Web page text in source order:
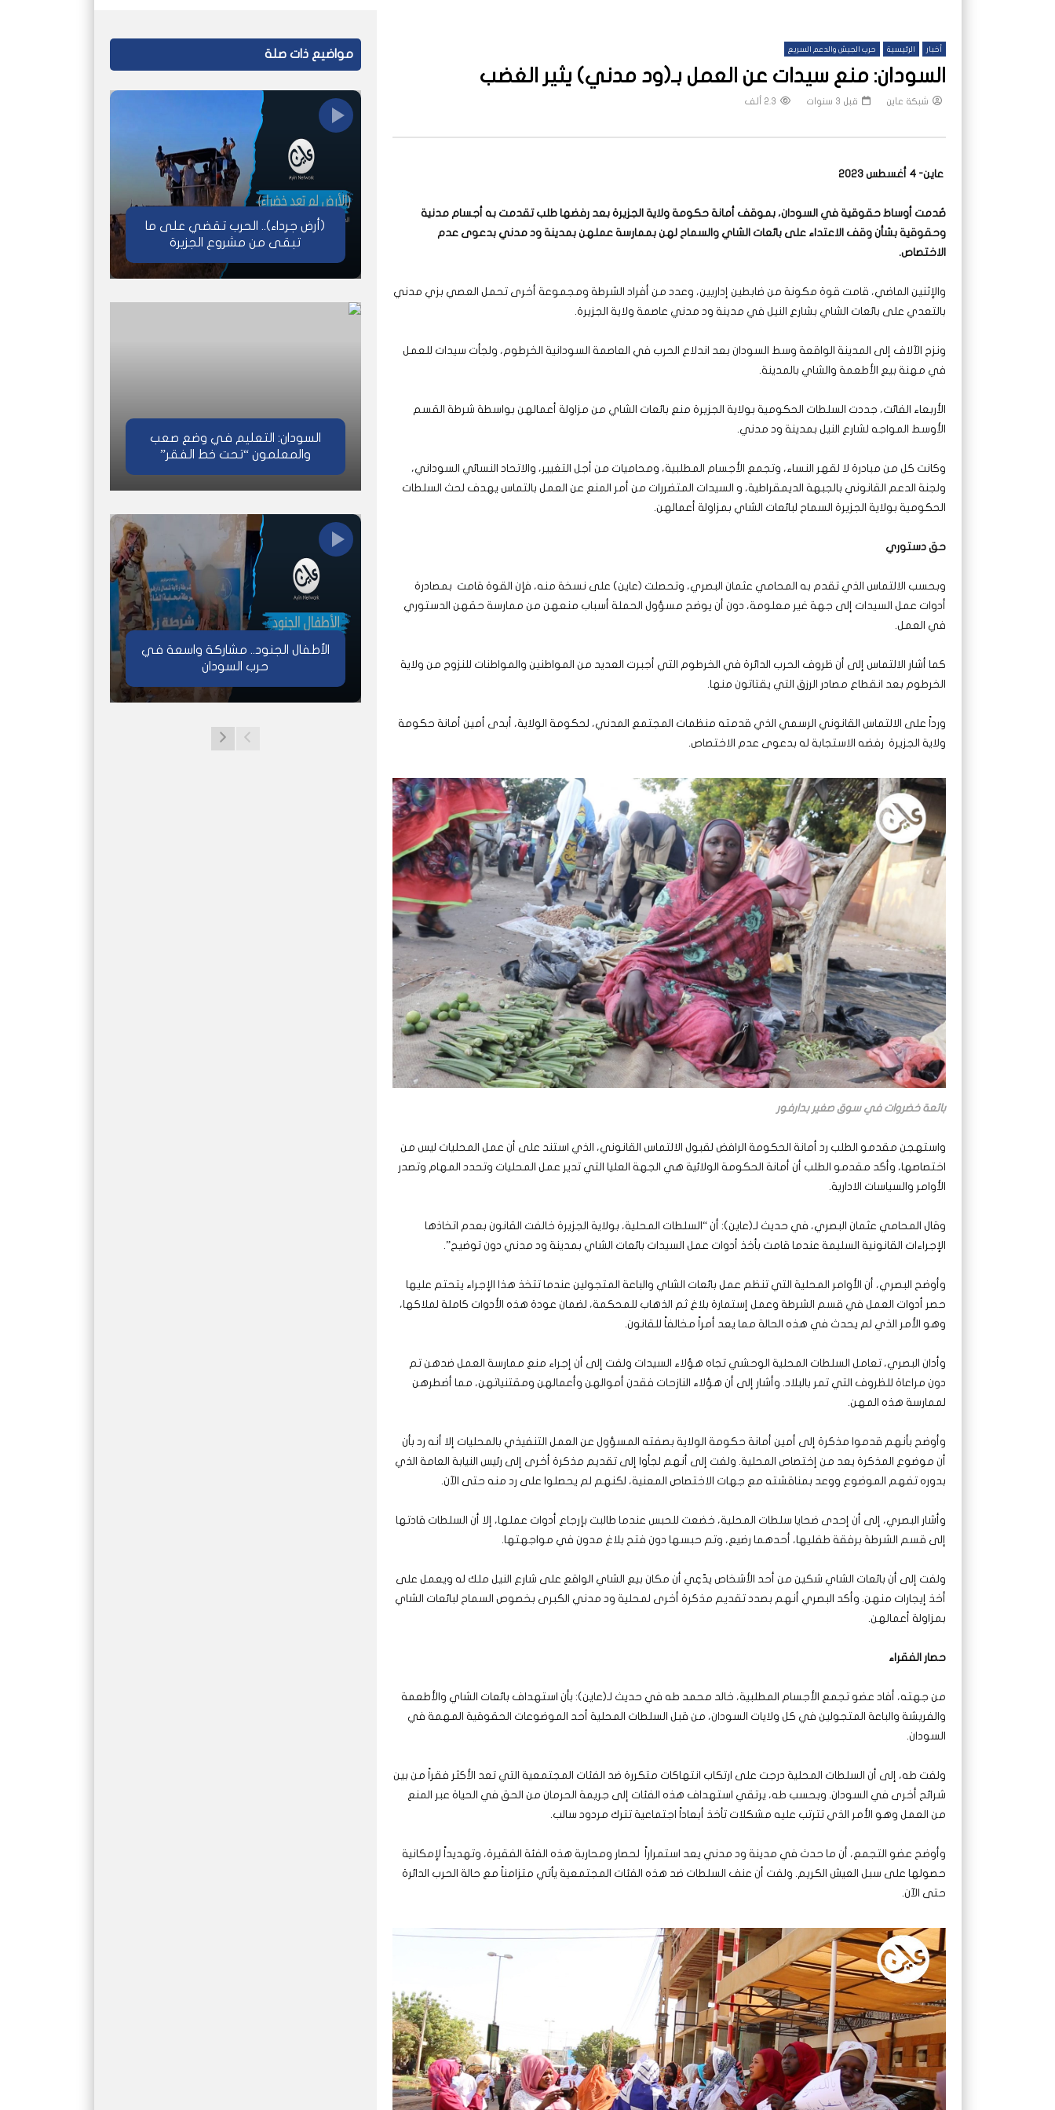
أخبار الرئيسية حرب الجيش والدعم السريع
السودان: منع سيدات عن العمل بـ(ود مدني) يثير الغضب
شبكة عاين قبل 3 سنوات 2.3 ألف
عاين- 4 أغسطس 2023
صُدمت أوساط حقوقية في السودان، بموقف أمانة حكومة ولاية الجزيرة بعد رفضها طلب تقدمت به أجسام مدنية
وحقوقية بشأن وقف الاعتداء على بائعات الشاي والسماح لهن بممارسة عملهن بمدينة ود مدني بدعوى عدم
الاختصاص.
والإثنين الماضي، قامت قوة مكونة من ضابطين إداريين، وعدد من أفراد الشرطة ومجموعة أخرى تحمل العصي بزي مدني
بالتعدي على بائعات الشاي بشارع النيل في مدينة ود مدني عاصمة ولاية الجزيرة.
ونزح الآلاف إلى المدينة الواقعة وسط السودان بعد اندلاع الحرب في العاصمة السودانية الخرطوم، ولجأت سيدات للعمل
في مهنة بيع الأطعمة والشاي بالمدينة.
الأربعاء الفائت، جددت السلطات الحكومية بولاية الجزيرة منع بائعات الشاي من مزاولة أعمالهن بواسطة شرطة القسم
الأوسط المواجه لشارع النيل بمدينة ود مدني.
وكانت كل من مبادرة لا لقهر النساء، وتجمع الأجسام المطلبية، ومحاميات من أجل التغيير، والاتحاد النسائي السوداني،
ولجنة الدعم القانوني بالجبهة الديمقراطية، و السيدات المتضررات من أمر المنع عن العمل بالتماس يهدف لحث السلطات
الحكومية بولاية الجزيرة السماح لبائعات الشاي بمزاولة أعمالهن.
حق دستوري
وبحسب الالتماس الذي تقدم به المحامي عثمان البصري، وتحصلت (عاين) على نسخة منه، فإن القوة قامت بمصادرة
أدوات عمل السيدات إلى جهة غير معلومة، دون أن يوضح مسؤول الحملة أسباب منعهن من ممارسة حقهن الدستوري
في العمل.
كما أشار الالتماس إلى أن ظروف الحرب الدائرة في الخرطوم التي أجبرت العديد من المواطنين والمواطنات للنزوح من ولاية
الخرطوم بعد انقطاع مصادر الرزق التي يقتاتون منها.
ورداً على الالتماس القانوني الرسمي الذي قدمته منظمات المجتمع المدني، لحكومة الولاية، أبدى أمين أمانة حكومة
ولاية الجزيرة رفضه الاستجابة له بدعوى عدم الاختصاص.
بائعة خضروات في سوق صغير بدارفور
واستهجن مقدمو الطلب رد أمانة الحكومة الرافض لقبول الالتماس القانوني، الذي استند على أن عمل المحليات ليس من
اختصاصها، وأكد مقدمو الطلب أن أمانة الحكومة الولائية هي الجهة العليا التي تدير عمل المحليات وتحدد المهام وتصدر
الأوامر والسياسات الادارية.
وقال المحامي عثمان البصري، في حديث لـ(عاين): أن “السلطات المحلية، بولاية الجزيرة خالفت القانون بعدم اتخاذها
الإجراءات القانونية السليمة عندما قامت بأخذ أدوات عمل السيدات بائعات الشاي بمدينة ود مدني دون توضيح”.
وأوضح البصري، أن الأوامر المحلية التي تنظم عمل بائعات الشاي والباعة المتجولين عندما تتخذ هذا الإجراء يتحتم عليها
حصر أدوات العمل في قسم الشرطة وعمل إستمارة بلاغ ثم الذهاب للمحكمة، لضمان عودة هذه الأدوات كاملة لملاكها،
وهو الأمر الذي لم يحدث في هذه الحالة مما يعد أمراً مخالفاً للقانون.
وأدان البصري، تعامل السلطات المحلية الوحشي تجاه هؤلاء السيدات ولفت إلى أن إجراء منع ممارسة العمل ضدهن تم
دون مراعاة للظروف التي تمر بالبلاد. وأشار إلى أن هؤلاء النازحات فقدن أموالهن وأعمالهن ومقتنياتهن، مما أضطرهن
لممارسة هذه المهن.
وأوضح بأنهم قدموا مذكرة إلى أمين أمانة حكومة الولاية بصفته المسؤول عن العمل التنفيذي بالمحليات إلا أنه رد بأن
أن موضوع المذكرة يعد من إختصاص المحلية. ولفت إلى أنهم لجأوا إلى تقديم مذكرة أخرى إلى رئيس النيابة العامة الذي
بدوره تفهم الموضوع ووعد بمناقشته مع جهات الاختصاص المعنية، لكنهم لم يحصلوا على رد منه حتى الآن.
وأشار البصري، إلى أن إحدى ضحايا سلطات المحلية، خضعت للحبس عندما طالبت بإرجاع أدوات عملها، إلا أن السلطات قادتها
إلى قسم الشرطة برفقة طفليها، أحدهما رضيع، وتم حبسها دون فتح بلاغ مدون في مواجهتها.
ولفت إلى أن بائعات الشاي شكين من أحد الأشخاص يدّعِي أن مكان بيع الشاي الواقع على شارع النيل ملك له ويعمل على
أخذ إيجارات منهن. وأكد البصري أنهم بصدد تقديم مذكرة أخرى لمحلية ود مدني الكبرى بخصوص السماح لبائعات الشاي
بمزاولة أعمالهن.
حصار الفقراء
من جهته، أفاد عضو تجمع الأجسام المطلبية، خالد محمد طه في حديث لـ(عاين): بأن استهداف بائعات الشاي والأطعمة
والفريشة والباعة المتجولين في كل ولايات السودان، من قبل السلطات المحلية أحد الموضوعات الحقوقية المهمة في
السودان.
ولفت طه، إلى أن السلطات المحلية درجت على ارتكاب انتهاكات متكررة ضد الفئات المجتمعية التي تعد الأكثر فقراً من بين
شرائح أخرى في السودان. وبحسب طه، يرتقي استهداف هذه الفئات إلى جريمة الحرمان من الحق في الحياة عبر المنع
من العمل وهو الأمر الذي تترتب عليه مشكلات تأخذ أبعاداً اجتماعية تترك مردود سالب.
وأوضح عضو التجمع، أن ما حدث في مدينة ود مدني يعد استمراراً لحصار ومحاربة هذه الفئة الفقيرة، وتهديداً لإمكانية
حصولها على سبل العيش الكريم. ولفت أن عنف السلطات ضد هذه الفئات المجتمعية يأتي متزامناً مع حالة الحرب الدائرة
حتى الآن.
مواضيع ذات صلة
(أرض جرداء).. الحرب تقضي على ما
تبقى من مشروع الجزيرة
السودان: التعليم في وضع صعب
والمعلمون “تحت خط الفقر”
الأطفال الجنود.. مشاركة واسعة في
حرب السودان